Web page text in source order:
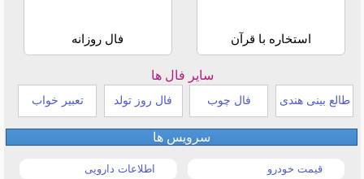
استخاره با قرآن فال روزانه
سایر فال ها
طالع بینی هندی فال چوب فال روز تولد تعبیر خواب
سرویس ها
قیمت خودرو اطلاعات دارویی